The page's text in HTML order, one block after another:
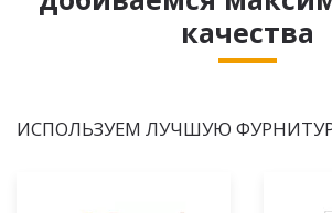
качества
ИСПОЛЬЗУЕМ ЛУЧШУЮ